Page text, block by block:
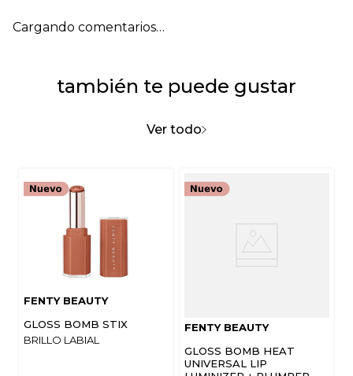
Cargando comentarios…
también te puede gustar
Ver todo
FENTY BEAUTY
GLOSS BOMB STIX
BRILLO LABIAL
FENTY BEAUTY
GLOSS BOMB HEAT
UNIVERSAL LIP